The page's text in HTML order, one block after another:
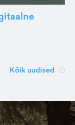
Kõik uudised